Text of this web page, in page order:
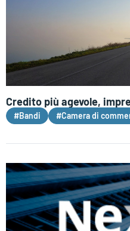
Credito più agevole,
#Bandi #Camera di